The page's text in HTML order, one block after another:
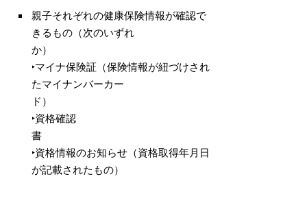
親子それぞれの健康保険情報が確認で
きるもの（次のいずれ
か
‣マイナ保険証（保険情報が紐づけされ
たマイナンバーカー
ド
‣資格確認
‣資格情報のお知らせ（資格取得年月日
が記載されたもの）